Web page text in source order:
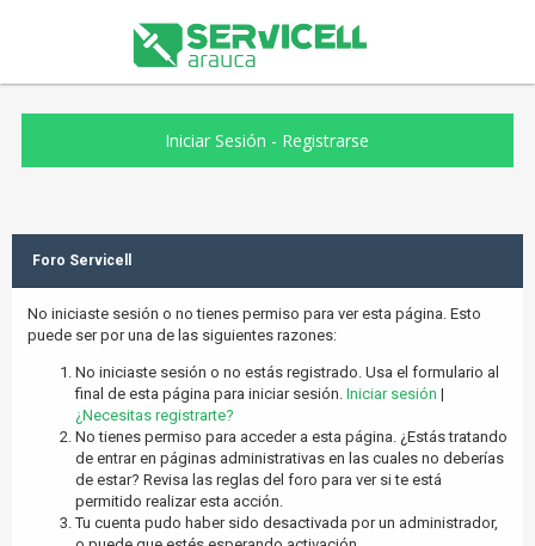
Iniciar Sesión - Registrarse
Foro Servicell
No iniciaste sesión o no tienes permiso para ver esta página. Esto
puede ser por una de las siguientes razones:
No iniciaste sesión o no estás registrado. Usa el formulario al
final de esta página para iniciar sesión. Iniciar sesión |
¿Necesitas registrarte?
No tienes permiso para acceder a esta página. ¿Estás tratando
de entrar en páginas administrativas en las cuales no deberías
de estar? Revisa las reglas del foro para ver si te está
permitido realizar esta acción.
Tu cuenta pudo haber sido desactivada por un administrador,